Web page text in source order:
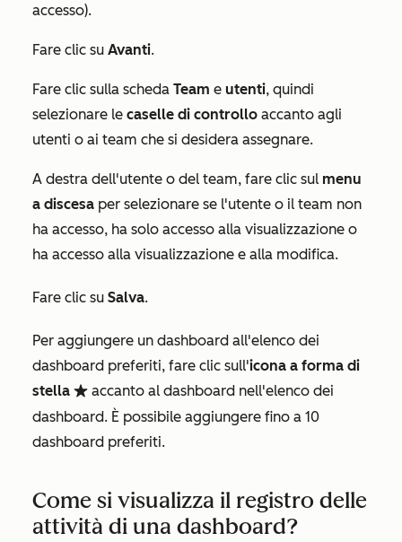
accesso).
Fare clic su Avanti.
Fare clic sulla scheda Team e utenti, quindi
selezionare le caselle di controllo accanto agli
utenti o ai team che si desidera assegnare.
A destra dell'utente o del team, fare clic sul menu
a discesa per selezionare se l'utente o il team non
ha accesso, ha solo accesso alla visualizzazione o
ha accesso alla visualizzazione e alla modifica.
Fare clic su Salva.
Per aggiungere un dashboard all'elenco dei
dashboard preferiti, fare clic sull'icona a forma di
stella favorite accanto al dashboard nell'elenco dei
dashboard. È possibile aggiungere fino a 10
dashboard preferiti.
Come si visualizza il registro delle
attività di una dashboard?